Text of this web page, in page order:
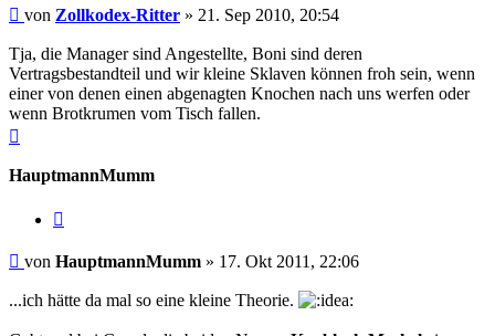
Beitrag
von Zollkodex-Ritter » 21. Sep 2010, 20:54
Tja, die Manager sind Angestellte, Boni sind deren
Vertragsbestandteil und wir kleine Sklaven können froh sein, wenn
einer von denen einen abgenagten Knochen nach uns werfen oder
wenn Brotkrumen vom Tisch fallen.
HauptmannMumm
Beitrag
von HauptmannMumm » 17. Okt 2011, 22:06
...ich hätte da mal so eine kleine Theorie.